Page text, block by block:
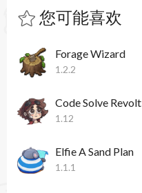
您可能喜欢
Forage Wizard
1.2.2
Code Solve Revolt
1.12
Elfie A Sand Plan
1.1.1